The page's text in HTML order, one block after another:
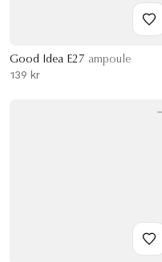
Good Idea E27 ampoule
139 kr